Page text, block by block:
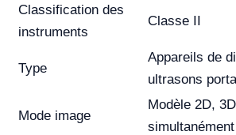
Classification des
instruments
Classe II
Type
Appareils de
ultrasons
Mode image
Modèle 2D,
simultanément